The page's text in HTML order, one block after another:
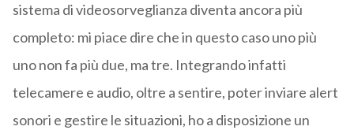
sistema di videosorveglianza diventa ancora più
completo: mi piace dire che in questo caso uno più
uno non fa più due, ma tre. Integrando infatti
telecamere e audio, oltre a sentire, poter inviare alert
sonori e gestire le situazioni, ho a disposizione un